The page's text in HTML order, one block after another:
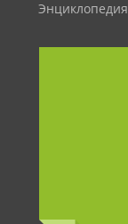
Энциклопедия